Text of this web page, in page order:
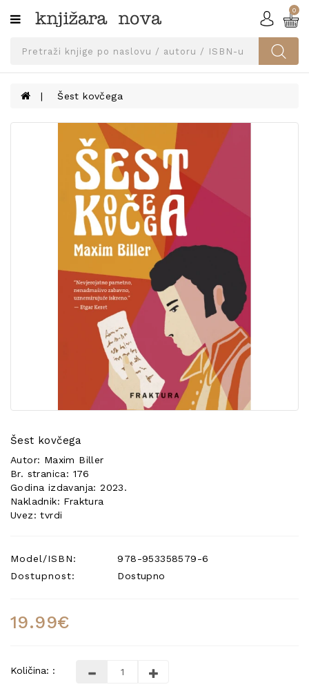
Kategorije
SVEUČILIŠNA
UDŽBENICI
KNJIGE
0
Šest kovčega
Šest kovčega
Autor: Maxim Biller
Br. stranica: 176
Godina izdavanja: 2023.
Nakladnik: Fraktura
Uvez: tvrdi
Model/ISBN:
978-953358579-6
Dostupnost:
Dostupno
19.99€
Količina: :